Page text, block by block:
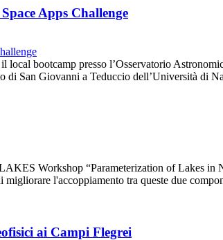
Apps Challenge
bootcamp presso l’Osservatorio
di San Giovanni a Teduccio dell’Università di
Workshop “Parameterization of Lakes in
l'accoppiamento tra queste due
ai Campi Flegrei